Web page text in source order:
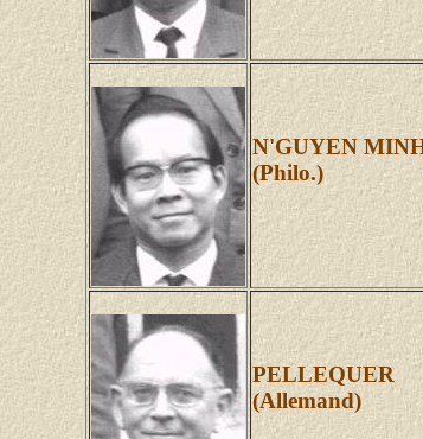
N'GUYEN
(Philo.)
PELLEQUER
(Allemand)